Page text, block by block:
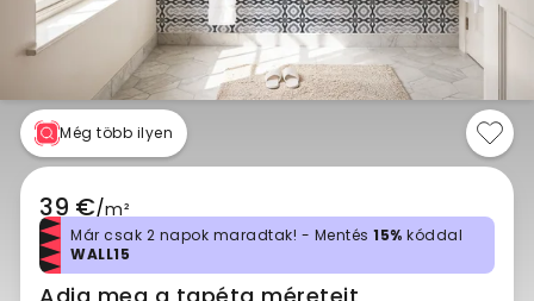
Még több ilyen
39 €/m²
Már csak 2 napok maradtak! - Mentés 15% kóddal
WALL15